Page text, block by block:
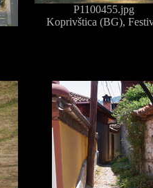
P1100455.jpg
Koprivštica (BG),